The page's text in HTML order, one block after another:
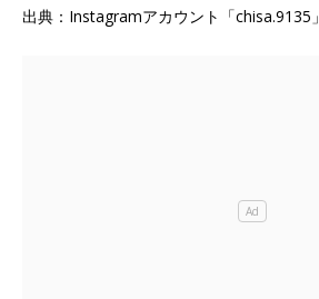
出典：Instagramアカウント「chisa.9135」